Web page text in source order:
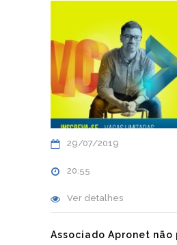
29/07/2019
20:55
Ver detalhes
Associado Apronet não